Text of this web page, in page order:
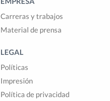
Carreras y trabajos
Material de prensa
LEGAL
Políticas
Impresión
Política de privacidad